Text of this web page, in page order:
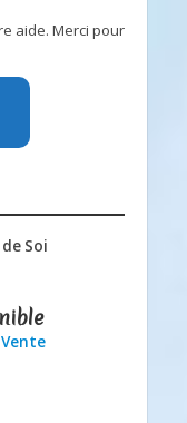
aide. Merci pour
Soi